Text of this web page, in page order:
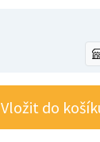
Vložit do